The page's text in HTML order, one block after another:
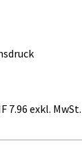
7.96exkl. MwSt.